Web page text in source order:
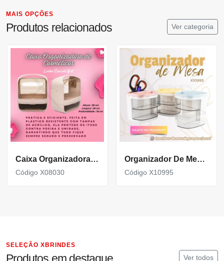
MAIS OPÇÕES
Produtos relacionados Ver categoria
Caixa Organizadora De Cosméticos Plástico Resistente Com Tampas De Acrílico X08030
Código X08030
Organizador De Mesa Com 2 Compartimentos Versáteis X10995
Código X10995
SELEÇÃO XBRINDES
Produtos em destaque Ver todos